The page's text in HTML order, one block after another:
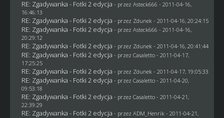
RE: Zgadywanka - Fotki 2 edycja - przez Asteck666 - 2011-04-16,
16:46:13
RE: Zgadywanka - Fotki 2 edycja - przez Zdunek - 2011-04-16, 20:24:15
RE: Zgadywanka - Fotki 2 edycja - przez Asteck666 - 2011-04-16,
20:29:12
RE: Zgadywanka - Fotki 2 edycja - przez Zdunek - 2011-04-16, 20:41:44
RE: Zgadywanka - Fotki 2 edycja - przez Casaletto- 2011-04-17,
17:25:25
RE: Zgadywanka - Fotki 2 edycja - przez Zdunek - 2011-04-17, 19:05:33
RE: Zgadywanka - Fotki 2 edycja - przez Casaletto- 2011-04-20,
09:53:18
RE: Zgadywanka - Fotki 2 edycja - przez Casaletto- 2011-04-21,
22:39:29
RE: Zgadywanka - Fotki 2 edycja - przez ADM_Henrik - 2011-04-21,